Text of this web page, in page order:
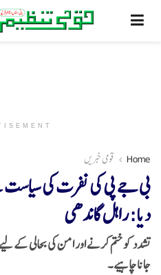
Home قومی خبریں
بی جے پی کی نفرت کی سیاست
دیا: راہل گاندھی
تشدد کو ختم کرنے اور امن کی بحالی کے
جانا چاہیے۔